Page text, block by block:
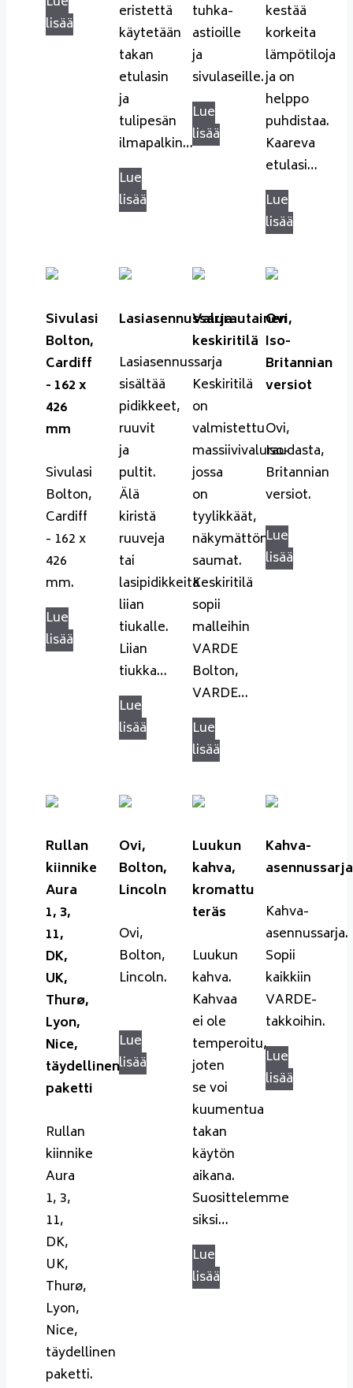
lisää
eristettä
käytetään
takan
etulasin
ja
tulipesän
ilmapalkin…
Lue
lisää
tuhka-
astioille
ja
sivulaseille.
Lue
lisää
kestää
korkeita
lämpötiloja
ja on
helppo
puhdistaa.
Kaareva
etulasi…
Lue
lisää
Sivulasi
Bolton,
Cardiff
- 162 x
426
mm
Sivulasi
Bolton,
Cardiff
- 162 x
426
mm.
Lue
lisää
Lasiasennussarja
Lasiasennussarja
sisältää
pidikkeet,
ruuvit
ja
pultit.
Älä
kiristä
ruuveja
tai
lasipidikkeitä
liian
tiukalle.
Liian
tiukka…
Lue
lisää
Valurautainen
keskiritilä
Keskiritilä
on
valmistettu
massiivivaluraudasta,
jossa
on
tyylikkäät,
näkymättömät
saumat.
Keskiritilä
sopii
malleihin
VARDE
Bolton,
VARDE…
Lue
lisää
Ovi,
Iso-
Britannian
versiot
Ovi,
Iso-
Britannian
versiot.
Lue
lisää
Rullan
kiinnike
Aura
1, 3,
11,
DK,
UK,
Thurø,
Lyon,
Nice,
täydellinen
paketti
Rullan
kiinnike
Aura
1, 3,
11,
DK,
UK,
Thurø,
Lyon,
Nice,
täydellinen
paketti.
Ovi,
Bolton,
Lincoln
Ovi,
Bolton,
Lincoln.
Lue
lisää
Luukun
kahva,
kromattu
teräs
Luukun
kahva.
Kahvaa
ei ole
temperoitu,
joten
se voi
kuumentua
takan
käytön
aikana.
Suosittelemme
siksi…
Lue
lisää
Kahva-
asennussarja
Kahva-
asennussarja.
Sopii
kaikkiin
VARDE-
takkoihin.
Lue
lisää